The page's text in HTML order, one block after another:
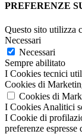
PREFERENZE
Questo sito utilizza
Necessari
Necessari
Sempre abilitato
I Cookies tecnici
Cookies di
Cookies di
I Cookies Analitici
I Cookie di
preferenze